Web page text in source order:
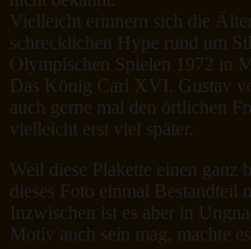
Vielleicht erinnern sich die
schrecklichen Hype rund um
Olympischen Spielen 1972 in
Das König Carl XVI. Gustav
auch gerne mal den örtlichen
vielleicht erst viel später.
Weil diese Plakette einen ganz
dieses Foto einmal Bestandteil
Inzwischen ist es aber in
Motiv auch sein mag, machte